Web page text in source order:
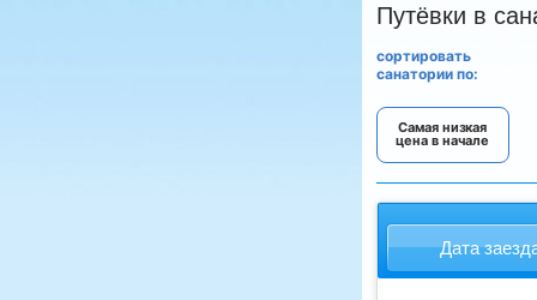
Путёвки в
сортировать
санатории по:
Самая низкая
цена в начале
Дата